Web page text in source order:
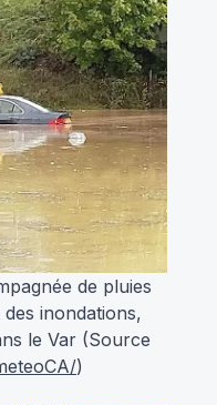
de pluies
inondations,
le Var (Source
)